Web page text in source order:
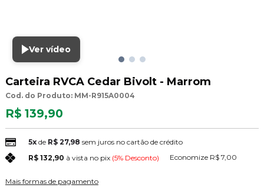
Ver vídeo
Carteira RVCA Cedar Bivolt - Marrom
Cod. do Produto: MM-R915A0004
R$ 139,90
5xde R$ 27,98 sem juros no cartão de crédito
R$ 132,90 à vista no pix (5% Desconto) Economize R$ 7,00
Mais formas de pagamento